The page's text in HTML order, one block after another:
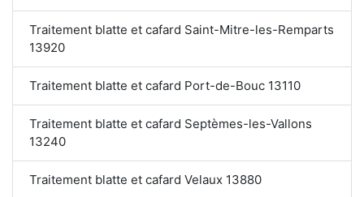
Traitement blatte et cafard Saint-Mitre-les-Remparts
13920
Traitement blatte et cafard Port-de-Bouc 13110
Traitement blatte et cafard Septèmes-les-Vallons
13240
Traitement blatte et cafard Velaux 13880